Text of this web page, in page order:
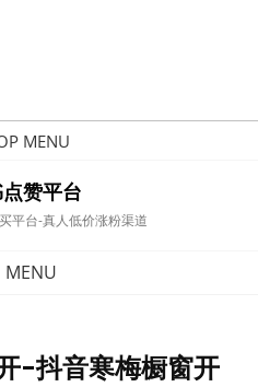
MENU
赞平台
平台-真人低价涨粉渠道
MENU
-抖音寒梅橱窗开